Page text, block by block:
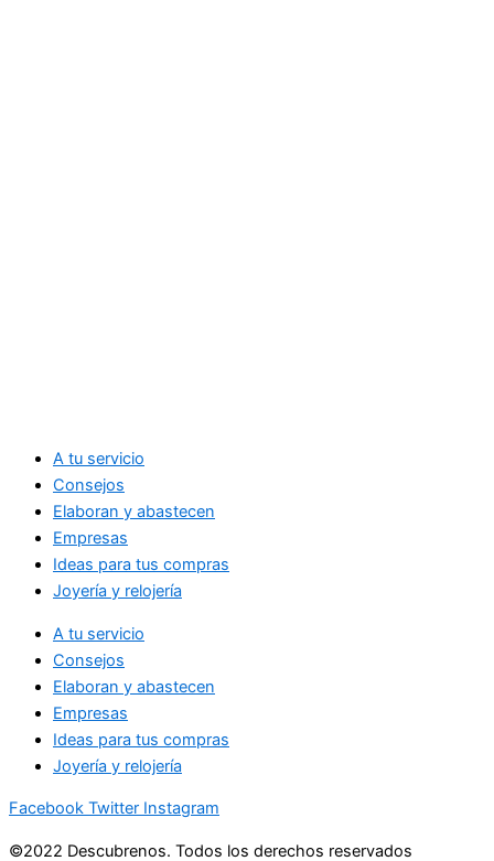
A tu servicio
Consejos
Elaboran y abastecen
Empresas
Ideas para tus compras
Joyería y relojería
A tu servicio
Consejos
Elaboran y abastecen
Empresas
Ideas para tus compras
Joyería y relojería
Facebook Twitter Instagram
©2022 Descubrenos. Todos los derechos reservados